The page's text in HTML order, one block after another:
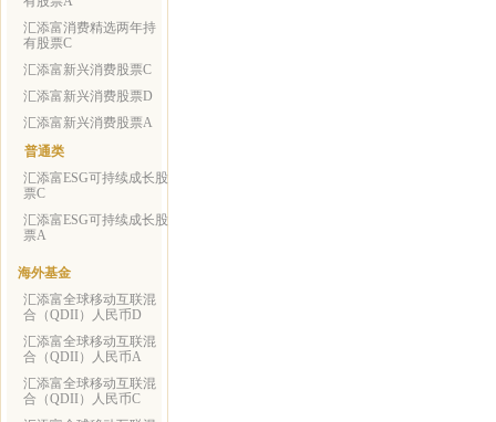
汇添富消费精选两年持
有股票C
汇添富新兴消费股票C
汇添富新兴消费股票D
汇添富新兴消费股票A
普通类
汇添富ESG可持续成长股
票C
汇添富ESG可持续成长股
票A
海外基金
汇添富全球移动互联混
合（QDII）人民币D
汇添富全球移动互联混
合（QDII）人民币A
汇添富全球移动互联混
合（QDII）人民币C